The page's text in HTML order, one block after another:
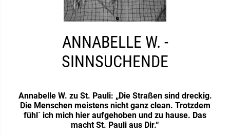
ANNABELLE W. -
SINNSUCHENDE
Annabelle W. zu St. Pauli: „Die Straßen sind dreckig.
Die Menschen meistens nicht ganz clean. Trotzdem
fühl´ ich mich hier aufgehoben und zu hause. Das
macht St. Pauli aus Dir.“